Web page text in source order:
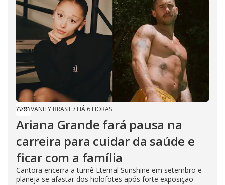
VANITY BRASIL/ HÁ 6 HORAS
Ariana Grande fará pausa na
carreira para cuidar da saúde e
ficar com a família
Cantora encerra a turnê Eternal Sunshine em setembro e
planeja se afastar dos holofotes após forte exposição